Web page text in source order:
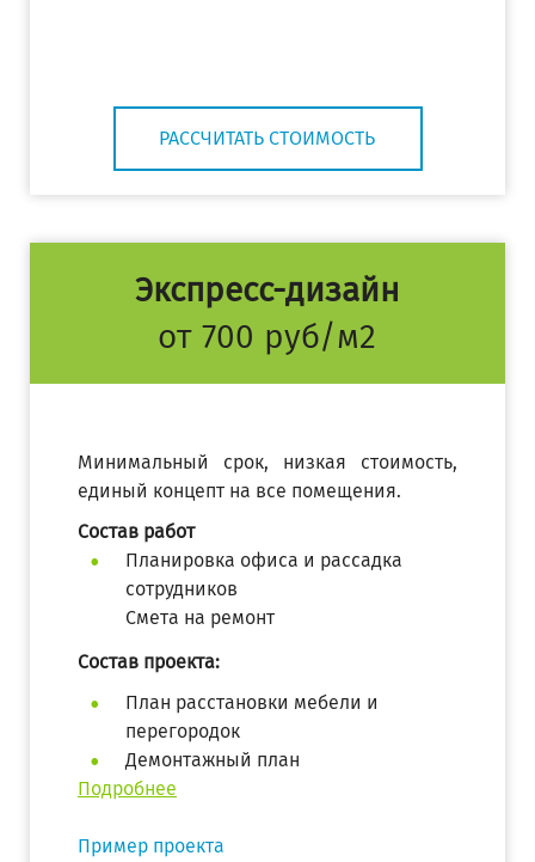
РАССЧИТАТЬ СТОИМОСТЬ
Экспресс-дизайн
от 700 руб/м2
Минимальный срок, низкая стоимость,
единый концепт на все помещения.
Состав работ
Планировка офиса и рассадка
сотрудников
Смета на ремонт
Состав проекта:
План расстановки мебели и
перегородок
Демонтажный план
Подробнее
Пример проекта